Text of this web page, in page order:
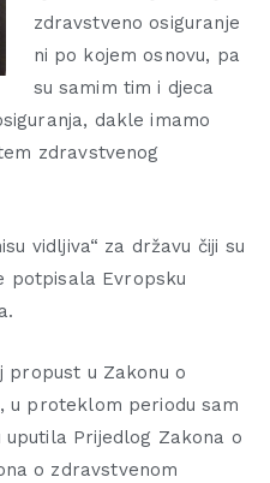
zdravstveno osiguranje
ni po kojem osnovu, pa
su samim tim i djeca
dakle imamo
zdravstvenog
vidljiva“ za državu čiji su
potpisala Evropsku
propust u Zakonu o
u proteklom periodu sam
Prijedlog Zakona o
o zdravstvenom